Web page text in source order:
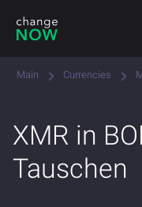
Main Currencies
XMR in
Tauschen